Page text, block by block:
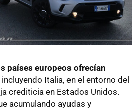
países europeos ofrecían
incluyendo Italia, en el entorno del
crediticia en Estados Unidos.
acumulando ayudas y